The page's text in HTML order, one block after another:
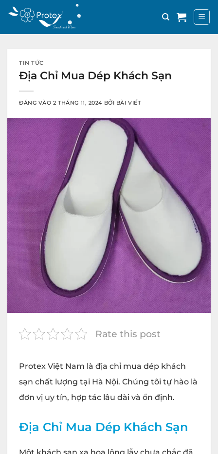
qua
TIN TỨC
Địa Chỉ Mua Dép Khách Sạn
ĐĂNG VÀO2 THÁNG 11, 2024 BỞI BÀI VIẾT
Rate this post
Protex Việt Nam là địa chỉ mua dép khách
sạn chất lượng tại Hà Nội. Chúng tôi tự hào là
đơn vị uy tín, hợp tác lâu dài và ổn định.
Địa Chỉ Mua Dép Khách Sạn
Một khách sạn xa hoa lộng lẫy chưa chắc đã